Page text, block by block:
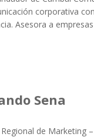
corporativa
Asesora a
Sena
de Marketing